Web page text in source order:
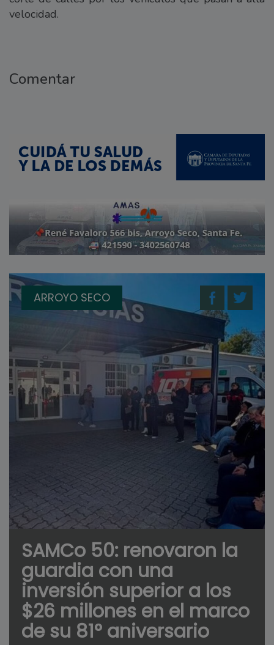
velocidad.
Comentar
ARROYO SECO
SAMCo 50: renovaron la
guardia con una
inversión superior a los
$26 millones en el marco
de su 81° aniversario